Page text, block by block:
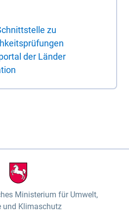
zu
der Länder
Ministerium für Umwelt,
und Klimaschutz